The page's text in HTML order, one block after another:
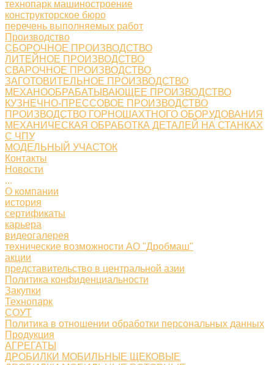
технопарк машиностроение
конструкторское бюро
перечень выполняемых работ
Производство
СБОРОЧНОЕ ПРОИЗВОДСТВО
ЛИТЕЙНОЕ ПРОИЗВОДСТВО
СВАРОЧНОЕ ПРОИЗВОДСТВО
ЗАГОТОВИТЕЛЬНОЕ ПРОИЗВОДСТВО
МЕХАНООБРАБАТЫВАЮЩЕЕ ПРОИЗВОДСТВО
КУЗНЕЧНО-ПРЕССОВОЕ ПРОИЗВОДСТВО
ПРОИЗВОДСТВО ГОРНОШАХТНОГО ОБОРУДОВАНИЯ
МЕХАНИЧЕСКАЯ ОБРАБОТКА ДЕТАЛЕЙ НА СТАНКАХ
С ЧПУ
МОДЕЛЬНЫЙ УЧАСТОК
Контакты
Новости
...
О компании
история
сертификаты
карьера
видеогалерея
технические возможности АО "Дробмаш"
акции
представительство в центральной азии
Политика конфиденциальности
Закупки
Технопарк
СОУТ
Политика в отношении обработки персональных данных
Продукция
АГРЕГАТЫ
ДРОБИЛКИ МОБИЛЬНЫЕ ЩЕКОВЫЕ